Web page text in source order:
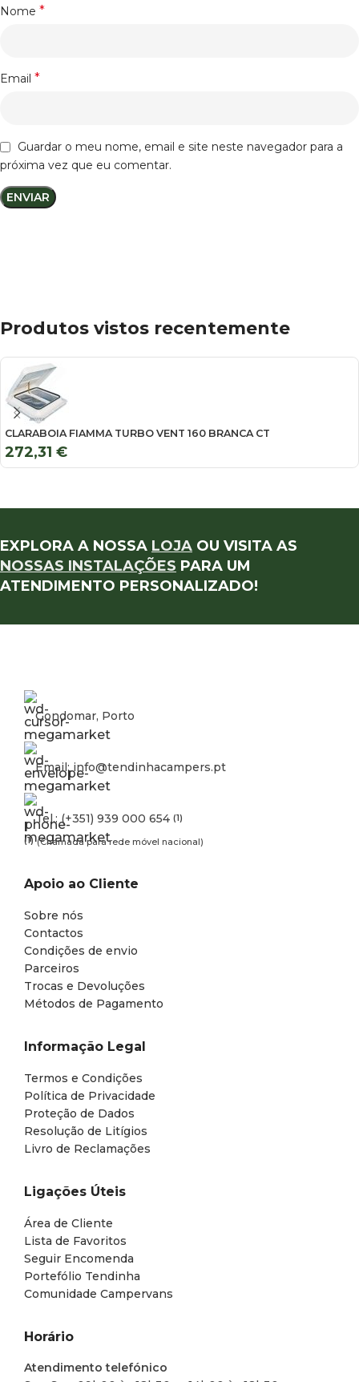
Nome *
Email *
Guardar o meu nome, email e site neste navegador para a
próxima vez que eu comentar.
Produtos vistos recentemente
CLARABOIA FIAMMA TURBO VENT 160 BRANCA CT
272,31 €
EXPLORA A NOSSA LOJA OU VISITA AS
NOSSAS INSTALAÇÕES PARA UM
ATENDIMENTO PERSONALIZADO!
Gondomar, Porto
Email: info@tendinhacampers.pt
Tel.: (+351) 939 000 654 (1)
(1) (Chamada para rede móvel nacional)
Apoio ao Cliente
Sobre nós
Contactos
Condições de envio
Parceiros
Trocas e Devoluções
Métodos de Pagamento
Informação Legal
Termos e Condições
Política de Privacidade
Proteção de Dados
Resolução de Litígios
Livro de Reclamações
Ligações Úteis
Área de Cliente
Lista de Favoritos
Seguir Encomenda
Portefólio Tendinha
Comunidade Campervans
Horário
Atendimento telefónico